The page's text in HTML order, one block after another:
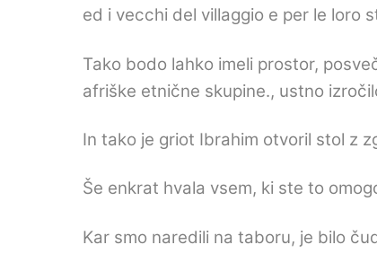
ed i vecchi del villaggio e per le loro
Tako bodo lahko imeli prostor,
afriške etnične skupine., ustno
In tako je griot Ibrahim otvoril stol z
Še enkrat hvala vsem, ki ste to
Kar smo naredili na taboru, je bilo